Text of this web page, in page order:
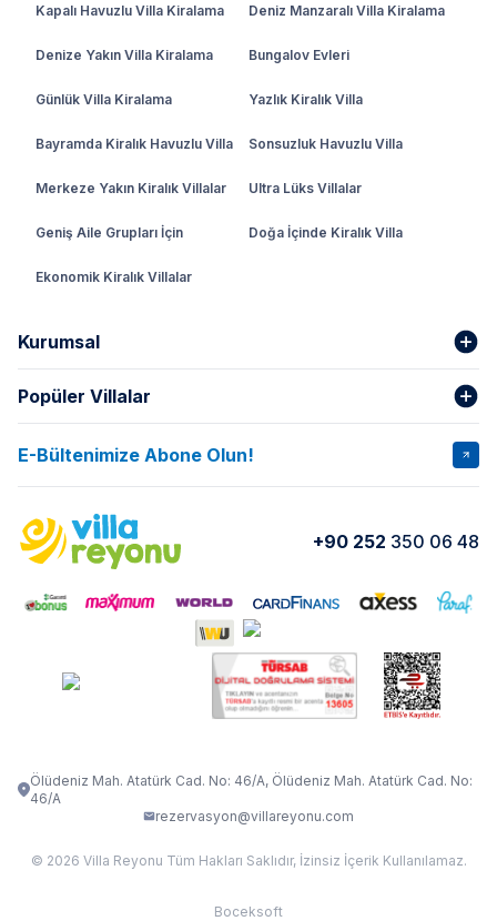
Kapalı Havuzlu Villa Kiralama Deniz Manzaralı Villa Kiralama
Denize Yakın Villa Kiralama Bungalov Evleri
Günlük Villa Kiralama Yazlık Kiralık Villa
Bayramda Kiralık Havuzlu Villa Sonsuzluk Havuzlu Villa
Merkeze Yakın Kiralık Villalar Ultra Lüks Villalar
Geniş Aile Grupları İçin Doğa İçinde Kiralık Villa
Ekonomik Kiralık Villalar
Kurumsal
Hakkımızda
İptal Şartları Banka Hesapları
Kurumsal Blog
Yorumlar Nasıl Kiralarım
Popüler Villalar
VİLLA SALKIM VİLLA SLAY 1
VİLLA OLENNA 1 VİLLA MERT
VILLA ADRIMA 1
VİLLA TİAMO VİLLA ZEYTİN DALI
VILLA ELMALI
E-Bültenimize Abone Olun!
+90 252 350 06 48
Ölüdeniz Mah. Atatürk Cad. No: 46/A, Ölüdeniz Mah. Atatürk Cad. No:
46/A
rezervasyon@villareyonu.com
© 2026 Villa Reyonu Tüm Hakları Saklıdır, İzinsiz İçerik Kullanılamaz.
Boceksoft